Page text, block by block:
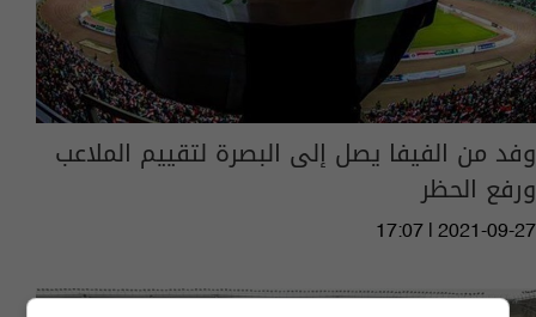
وفد من الفيفا يصل إلى البصرة لتقييم الملاعب
ورفع الحظر
17:07 | 2021-09-27